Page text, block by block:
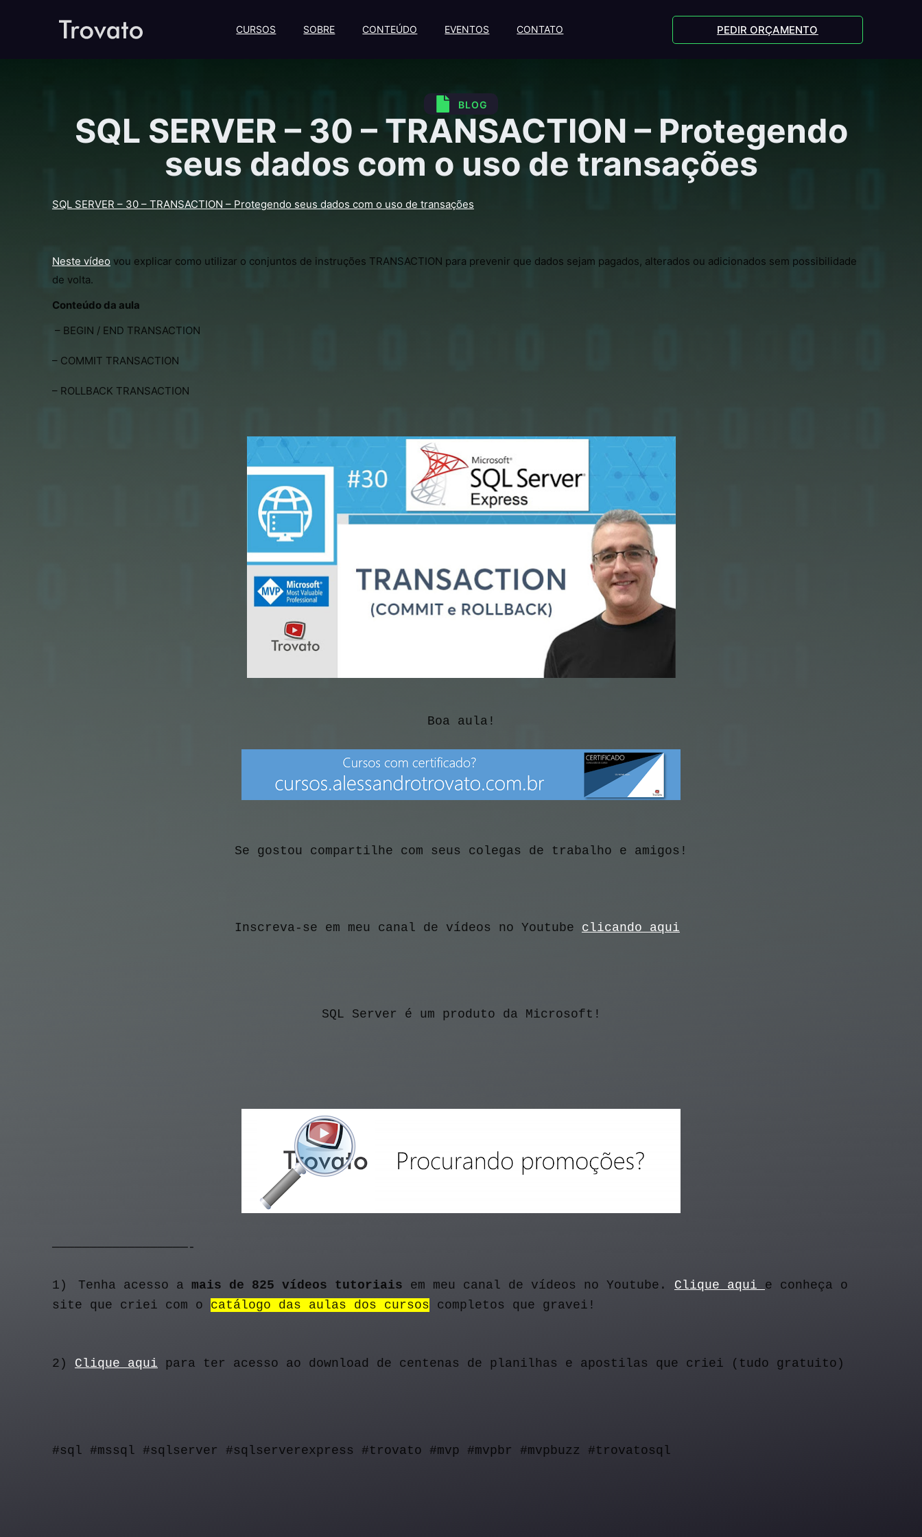
CURSOS SOBRE CONTEÚDO EVENTOS CONTATO PEDIR ORÇAMENTO
BLOG
SQL SERVER – 30 – TRANSACTION – Protegendo
seus dados com o uso de transações
SQL SERVER – 30 – TRANSACTION – Protegendo seus dados com o uso de transações
Neste vídeo vou explicar como utilizar o conjuntos de instruções TRANSACTION para prevenir que dados sejam pagados, alterados ou adicionados sem possibilidade
de volta.
Conteúdo da aula
– BEGIN / END TRANSACTION
– COMMIT TRANSACTION
– ROLLBACK TRANSACTION
Boa aula!
Se gostou compartilhe com seus colegas de trabalho e amigos!
Inscreva-se em meu canal de vídeos no Youtube clicando aqui
SQL Server é um produto da Microsoft!
——————————————————-
1) Tenha acesso a mais de 825 vídeos tutoriais em meu canal de vídeos no Youtube. Clique aqui e conheça o
site que criei com o catálogo das aulas dos cursos completos que gravei!
2) Clique aqui para ter acesso ao download de centenas de planilhas e apostilas que criei (tudo gratuito)
#sql #mssql #sqlserver #sqlserverexpress #trovato #mvp #mvpbr #mvpbuzz #trovatosql